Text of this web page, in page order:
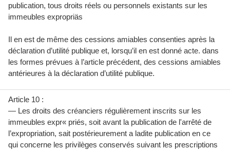
publication, tous droits réels ou personnels existants sur les
immeubles expropriäs
Il en est de même des cessions amiables consenties après la
déclaration d’utilité publique et, lorsqu’il en est donné acte. dans
les formes prévues à l’article précédent, des cessions amiables
antérieures à la déclaration d’utilité publique.
Article 10 :
— Les droits des créanciers régulièrement inscrits sur les
immeubles expr« priés, soit avant la publication de l'arrêté de
l’expropriation, sait postérieurement a ladite publication en ce
qui concerne les privilèges conservés suivant les prescriptions